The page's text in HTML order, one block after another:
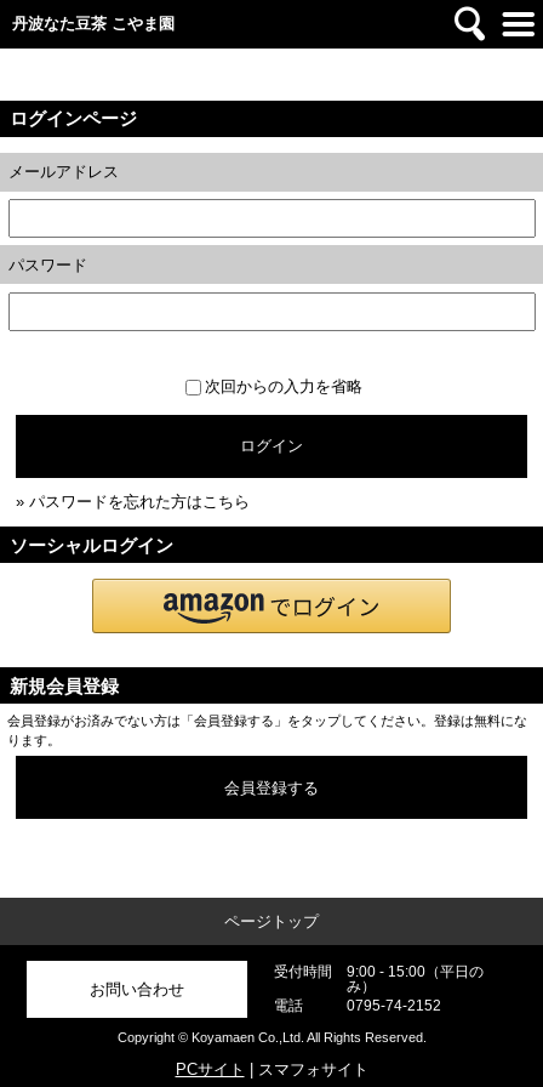
丹波なた豆茶 こやま園
ログインページ
メールアドレス
パスワード
次回からの入力を省略
ログイン
» パスワードを忘れた方はこちら
ソーシャルログイン
新規会員登録
会員登録がお済みでない方は「会員登録する」をタップしてください。登録は無料にな
ります。
会員登録する
ページトップ
お問い合わせ
受付時間
9:00 - 15:00（平日の
み）
電話
0795-74-2152
Copyright © Koyamaen Co.,Ltd. All Rights Reserved.
PCサイト | スマフォサイト